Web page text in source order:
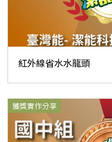
紅外線省水水龍頭
獲獎實作分享